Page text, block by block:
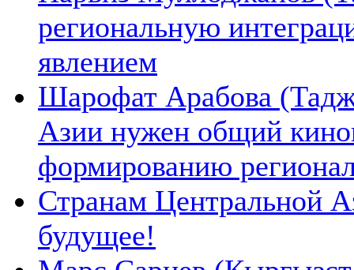
региональную
явлением
Шарофат Арабова
Азии нужен общий
формированию
Странам Центральной
будущее!